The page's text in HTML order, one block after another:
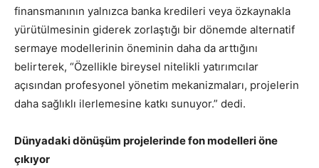
finansmanının yalnızca banka kredileri veya özkaynakla
yürütülmesinin giderek zorlaştığı bir dönemde alternatif
sermaye modellerinin öneminin daha da arttığını
belirterek, “Özellikle bireysel nitelikli yatırımcılar
açısından profesyonel yönetim mekanizmaları, projelerin
daha sağlıklı ilerlemesine katkı sunuyor.” dedi.
Dünyadaki dönüşüm projelerinde fon modelleri öne
çıkıyor